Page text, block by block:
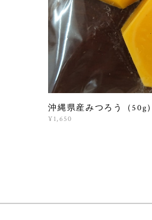
沖縄県産みつろう（50g）
¥1,650